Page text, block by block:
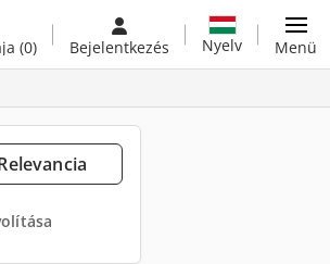
(0) Bejelentkezés Nyelv Menü